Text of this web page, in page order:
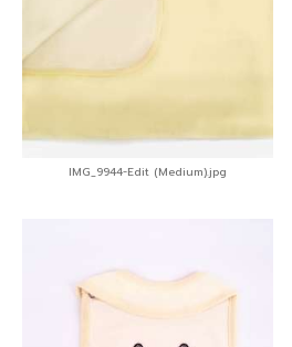
IMG_9944-Edit (Medium).jpg